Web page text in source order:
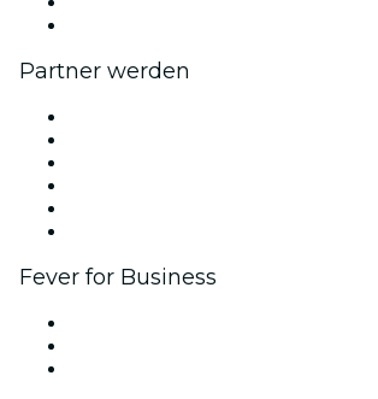
Partner werden
Fever for Business